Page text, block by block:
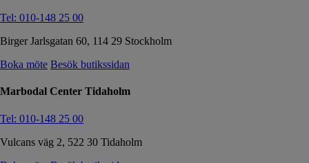
Tel: 010-148 25 00
Birger Jarlsgatan 60, 114 29 Stockholm
Boka möte Besök butikssidan
Marbodal Center Tidaholm
Tel: 010-148 25 00
Vulcans väg 2, 522 30 Tidaholm